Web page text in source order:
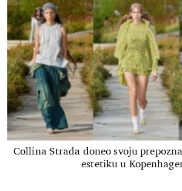
Collina Strada doneo svoju
estetiku u